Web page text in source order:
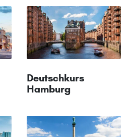
Deutschkurs
Hamburg